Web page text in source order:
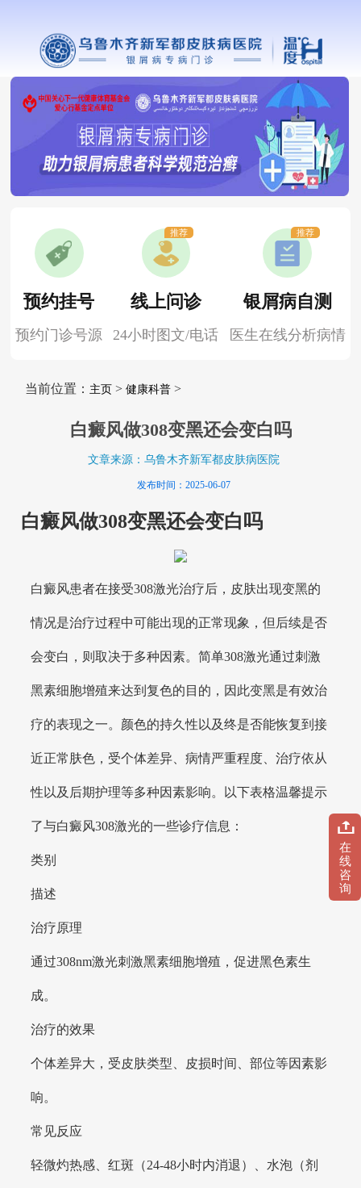
预约挂号
预约门诊号源
线上问诊
24小时图文/电话
推荐
银屑病自测
医生在线分析病情
推荐
当前位置： 主页> 健康科普>
白癜风做308变黑还会变白吗
文章来源：乌鲁木齐新军都皮肤病医院
发布时间：2025-06-07
白癜风做308变黑还会变白吗
白癜风患者在接受308激光治疗后，皮肤出现变黑的
情况是治疗过程中可能出现的正常现象，但后续是否
会变白，则取决于多种因素。简单308激光通过刺激
黑素细胞增殖来达到复色的目的，因此变黑是有效治
疗的表现之一。颜色的持久性以及终是否能恢复到接
近正常肤色，受个体差异、病情严重程度、治疗依从
性以及后期护理等多种因素影响。以下表格温馨提示
了与白癜风308激光的一些诊疗信息：
类别
描述
治疗原理
通过308nm激光刺激黑素细胞增殖，促进黑色素生
成。
治疗的效果
个体差异大，受皮肤类型、皮损时间、部位等因素影
响。
常见反应
轻微灼热感、红斑（24-48小时内消退）、水泡（剂
在
线
咨
询